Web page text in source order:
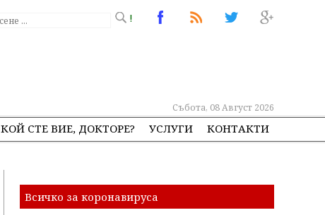
!
Събота, 08 Август 2026
КОЙ СТЕ ВИЕ, ДОКТОРЕ? УСЛУГИ КОНТАКТИ
Всичко за коронавируса